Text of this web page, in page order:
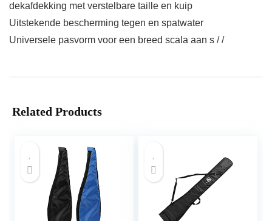
dekafdekking met verstelbare taille en kuip
Uitstekende bescherming tegen en spatwater
Universele pasvorm voor een breed scala aan s / /
Related Products